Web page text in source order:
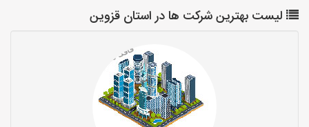
لیست بهترین شرکت ها در استان قزوین